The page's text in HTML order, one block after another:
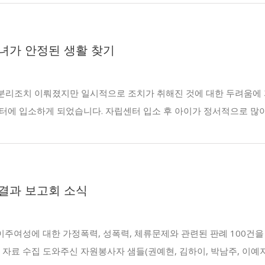
가 안정된 생활 찾기
조치 이뤄졌지만 일시적으로 조치가 취해진 것에 대한 두려움
에 입소하게 되었습니다. 자립센터 입소 후 아이가 정서적으로 많
과 보고회 소식
여성에 대한 가정폭력, 성폭력, 체류문제와 관련된 판례 100건
료 수집 도와주신 자원봉사자 샘들(권예현, 김하이, 박남주, 이